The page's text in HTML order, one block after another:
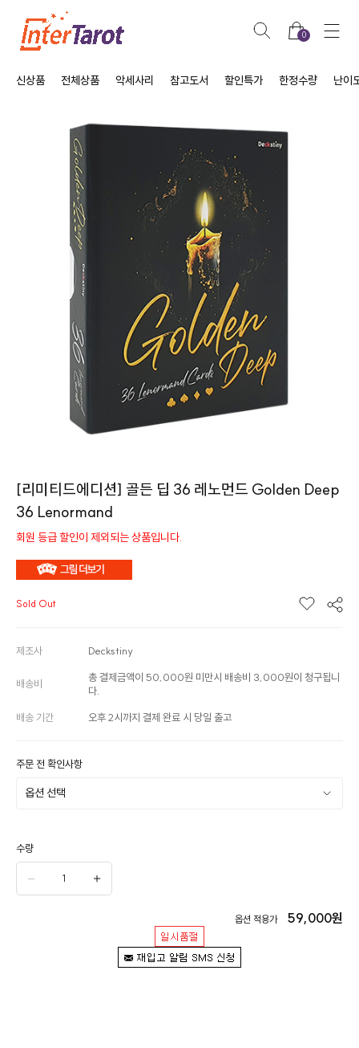
0
신상품 전체상품 악세사리 참고도서 할인특가 한정수량 난이
[리미티드에디션] 골든 딥 36 레노먼드 Golden Deep
36 Lenormand
회원 등급 할인이 제외되는 상품입니다.
Sold Out
제조사 Deckstiny
배송비
총 결제금액이 50,000원 미만시 배송비 3,000원이 청구됩니
다.
배송 기간 오후 2시까지 결제 완료 시 당일 출고
주문 전 확인사항
수량
옵션 적용가 59,000원